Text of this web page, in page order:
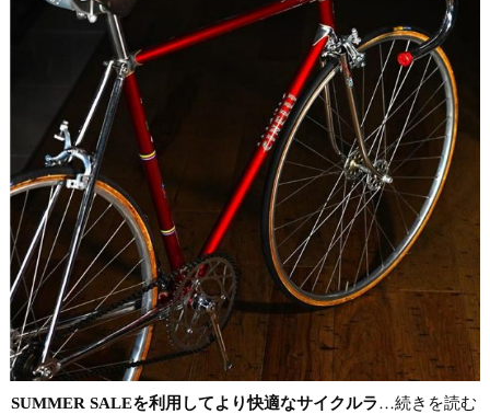
SUMMER SALEを利用してより快適なサイクルラ…続きを読む